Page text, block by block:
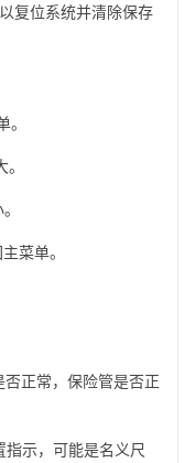
复位系统并清除保存
菜单。
正常，保险管是否正
示，可能是名义尺